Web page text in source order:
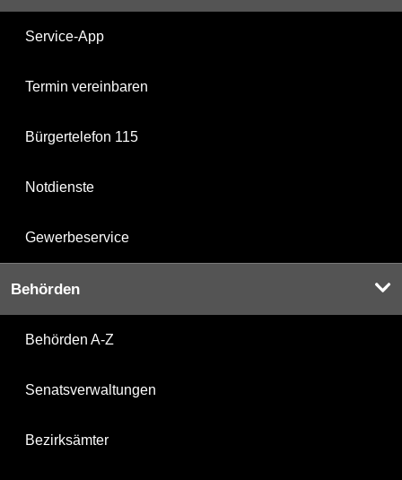
Service-App
Termin vereinbaren
Bürgertelefon 115
Notdienste
Gewerbeservice
Behörden
Behörden A-Z
Senatsverwaltungen
Bezirksämter